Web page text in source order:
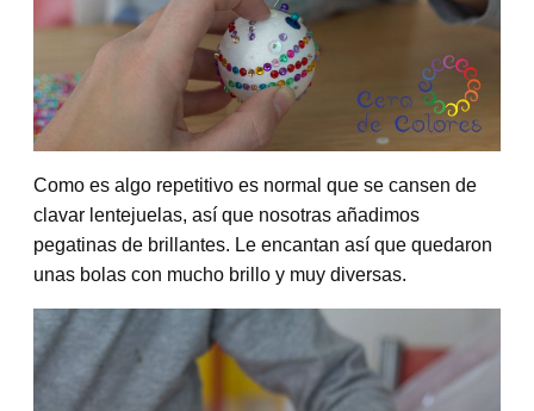
Como es algo repetitivo es normal que se cansen de
clavar lentejuelas, así que nosotras añadimos
pegatinas de brillantes. Le encantan así que quedaron
unas bolas con mucho brillo y muy diversas.